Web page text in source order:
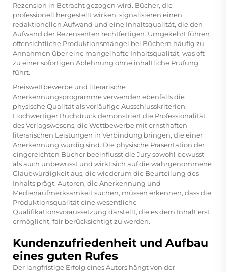
Rezension in Betracht gezogen wird. Bücher, die
professionell hergestellt wirken, signalisieren einen
redaktionellen Aufwand und eine Inhaltsqualität, die den
Aufwand der Rezensenten rechtfertigen. Umgekehrt führen
offensichtliche Produktionsmängel bei Büchern häufig zu
Annahmen über eine mangelhafte Inhaltsqualität, was oft
zu einer sofortigen Ablehnung ohne inhaltliche Prüfung
führt.
Preiswettbewerbe und literarische
Anerkennungsprogramme verwenden ebenfalls die
physische Qualität als vorläufige Ausschlusskriterien.
Hochwertiger Buchdruck demonstriert die Professionalität
des Verlagswesens, die Wettbewerbe mit ernsthaften
literarischen Leistungen in Verbindung bringen, die einer
Anerkennung würdig sind. Die physische Präsentation der
eingereichten Bücher beeinflusst die Jury sowohl bewusst
als auch unbewusst und wirkt sich auf die wahrgenommene
Glaubwürdigkeit aus, die wiederum die Beurteilung des
Inhalts prägt. Autoren, die Anerkennung und
Medienaufmerksamkeit suchen, müssen erkennen, dass die
Produktionsqualität eine wesentliche
Qualifikationsvoraussetzung darstellt, die es dem Inhalt erst
ermöglicht, fair berücksichtigt zu werden.
Kundenzufriedenheit und Aufbau
eines guten Rufes
Der langfristige Erfolg eines Autors hängt von der